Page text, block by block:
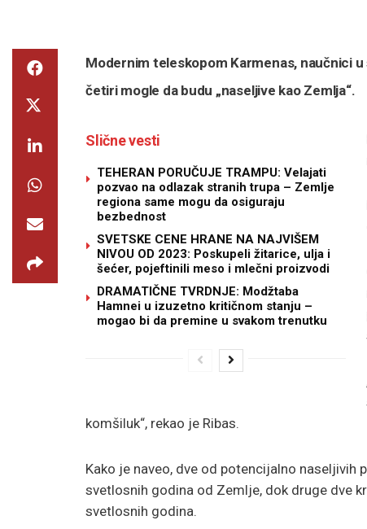
Modernim teleskopom Karmenas, naučnici
četiri mogle da budu „naseljive kao Zemlja“.
Slične vesti
TEHERAN PORUČUJE TRAMPU: Velajati
pozvao na odlazak stranih trupa – Zemlje
regiona same mogu da osiguraju
bezbednost
SVETSKE CENE HRANE NA NAJVIŠEM
NIVOU OD 2023: Poskupeli žitarice, ulja i
šećer, pojeftinili meso i mlečni proizvodi
DRAMATIČNE TVRDNJE: Modžtaba
Hamnei u izuzetno kritičnom stanju –
mogao bi da premine u svakom trenutku
komšiluk“, rekao je Ribas.
Kako je naveo, dve od potencijalno naseljivih
svetlosnih godina od Zemlje, dok druge dve
svetlosnih godina.